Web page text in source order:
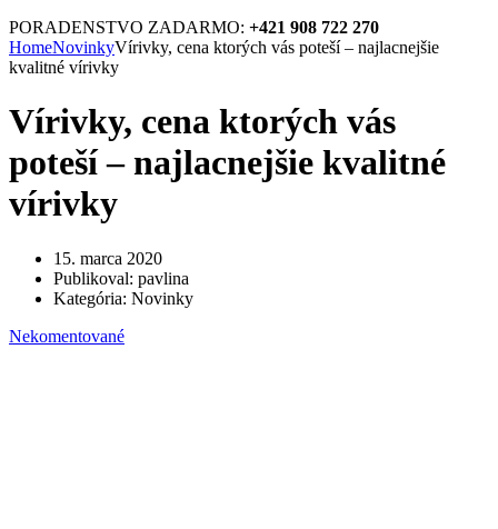
PORADENSTVO ZADARMO: +421 908 722 270
HomeNovinkyVírivky, cena ktorých vás poteší – najlacnejšie
kvalitné vírivky
Vírivky, cena ktorých vás
poteší – najlacnejšie kvalitné
vírivky
15. marca 2020
Publikoval: pavlina
Kategória: Novinky
Nekomentované